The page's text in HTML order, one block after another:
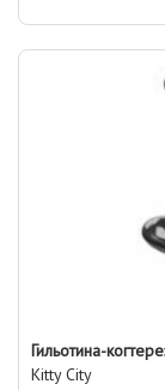
Гильотина-
Kitty City